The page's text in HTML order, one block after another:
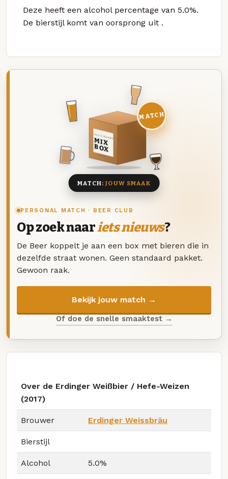
Deze heeft een alcohol percentage van 5.0%.
De bierstijl komt van oorsprong uit .
PERSONAL MATCH · BEER CLUB
Op zoek naariets nieuws?
De Beer koppelt je aan een box met bieren die in
dezelfde straat wonen. Geen standaard pakket.
Gewoon raak.
Bekijk jouw match →
Of doe de snelle smaaktest →
DEZE MAAND
MIX
BOX
8 BIEREN
MATCH
MATCH:JOUW SMAAK
Over de Erdinger Weißbier / Hefe-Weizen
(2017)
Brouwer Erdinger Weissbräu
Bierstijl
Alcohol 5.0%